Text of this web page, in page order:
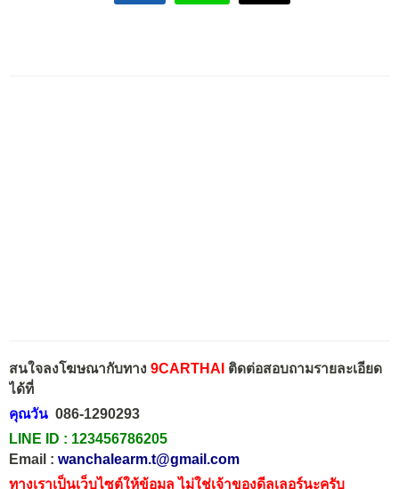
สนใจลงโฆษณากับทาง 9CARTHAI ติดต่อสอบถามรายละเอียด
ได้ที่
คุณวัน 086-1290293
LINE ID : 123456786205
Email : wanchalearm.t@gmail.com
ทางเราเป็นเว็บไซต์ให้ข้อมูล ไม่ใช่เจ้าของดีลเลอร์นะครับ